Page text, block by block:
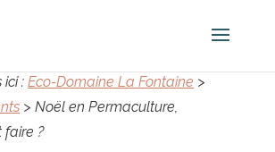
ici : Eco-Domaine La Fontaine >
> Noël en Permaculture,
faire ?